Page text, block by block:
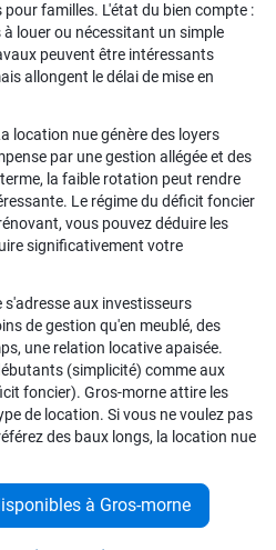
familles. L'état du bien compte :
louer ou nécessitant un simple
peuvent être intéressants
allongent le délai de mise en
location nue génère des loyers
par une gestion allégée et des
la faible rotation peut rendre
Le régime du déficit foncier
vous pouvez déduire les
significativement votre
s'adresse aux investisseurs
de gestion qu'en meublé, des
une relation locative apaisée.
(simplicité) comme aux
foncier). Gros-morne attire les
de location. Si vous ne voulez pas
des baux longs, la location nue
à Gros-morne